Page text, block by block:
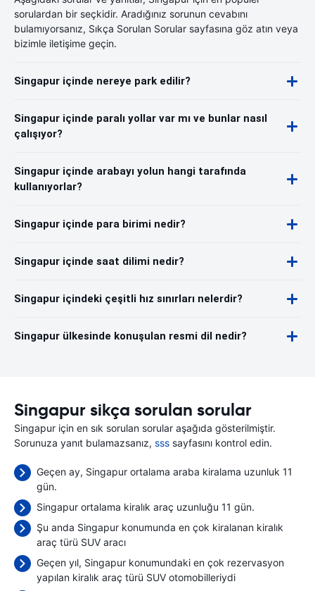
sorulardan bir seçkidir. Aradığınız sorunun cevabını
bulamıyorsanız, Sıkça Sorulan Sorular sayfasına göz atın veya
bizimle iletişime geçin.
Singapur içinde nereye park edilir?
Singapur içinde paralı yollar var mı ve bunlar nasıl
çalışıyor?
Singapur içinde arabayı yolun hangi tarafında
kullanıyorlar?
Singapur içinde para birimi nedir?
Singapur içinde saat dilimi nedir?
Singapur içindeki çeşitli hız sınırları nelerdir?
Singapur ülkesinde konuşulan resmi dil nedir?
Singapur sikça sorulan sorular
Singapur için en sık sorulan sorular aşağıda gösterilmiştir.
Sorunuza yanıt bulamazsanız, sss sayfasını kontrol edin.
Geçen ay, Singapur ortalama araba kiralama uzunluk 11
gün.
Singapur ortalama kiralık araç uzunluğu 11 gün.
Şu anda Singapur konumunda en çok kiralanan kiralık
araç türü SUV aracı
Geçen yıl, Singapur konumundaki en çok rezervasyon
yapılan kiralık araç türü SUV otomobilleriydi